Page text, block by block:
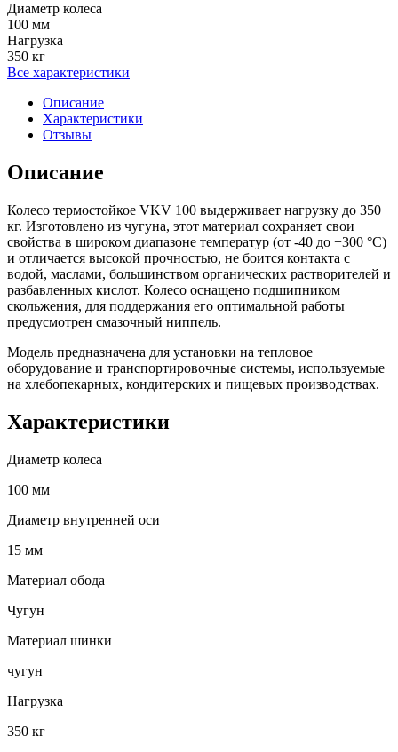
Диаметр колеса
100 мм
Нагрузка
350 кг
Все характеристики
Описание
Характеристики
Отзывы
Описание
Колесо термостойкое VKV 100 выдерживает нагрузку до 350
кг. Изготовлено из чугуна, этот материал сохраняет свои
свойства в широком диапазоне температур (от -40 до +300 °С)
и отличается высокой прочностью, не боится контакта с
водой, маслами, большинством органических растворителей и
разбавленных кислот. Колесо оснащено подшипником
скольжения, для поддержания его оптимальной работы
предусмотрен смазочный ниппель.
Модель предназначена для установки на тепловое
оборудование и транспортировочные системы, используемые
на хлебопекарных, кондитерских и пищевых производствах.
Характеристики
Диаметр колеса
100 мм
Диаметр внутренней оси
15 мм
Материал обода
Чугун
Материал шинки
чугун
Нагрузка
350 кг